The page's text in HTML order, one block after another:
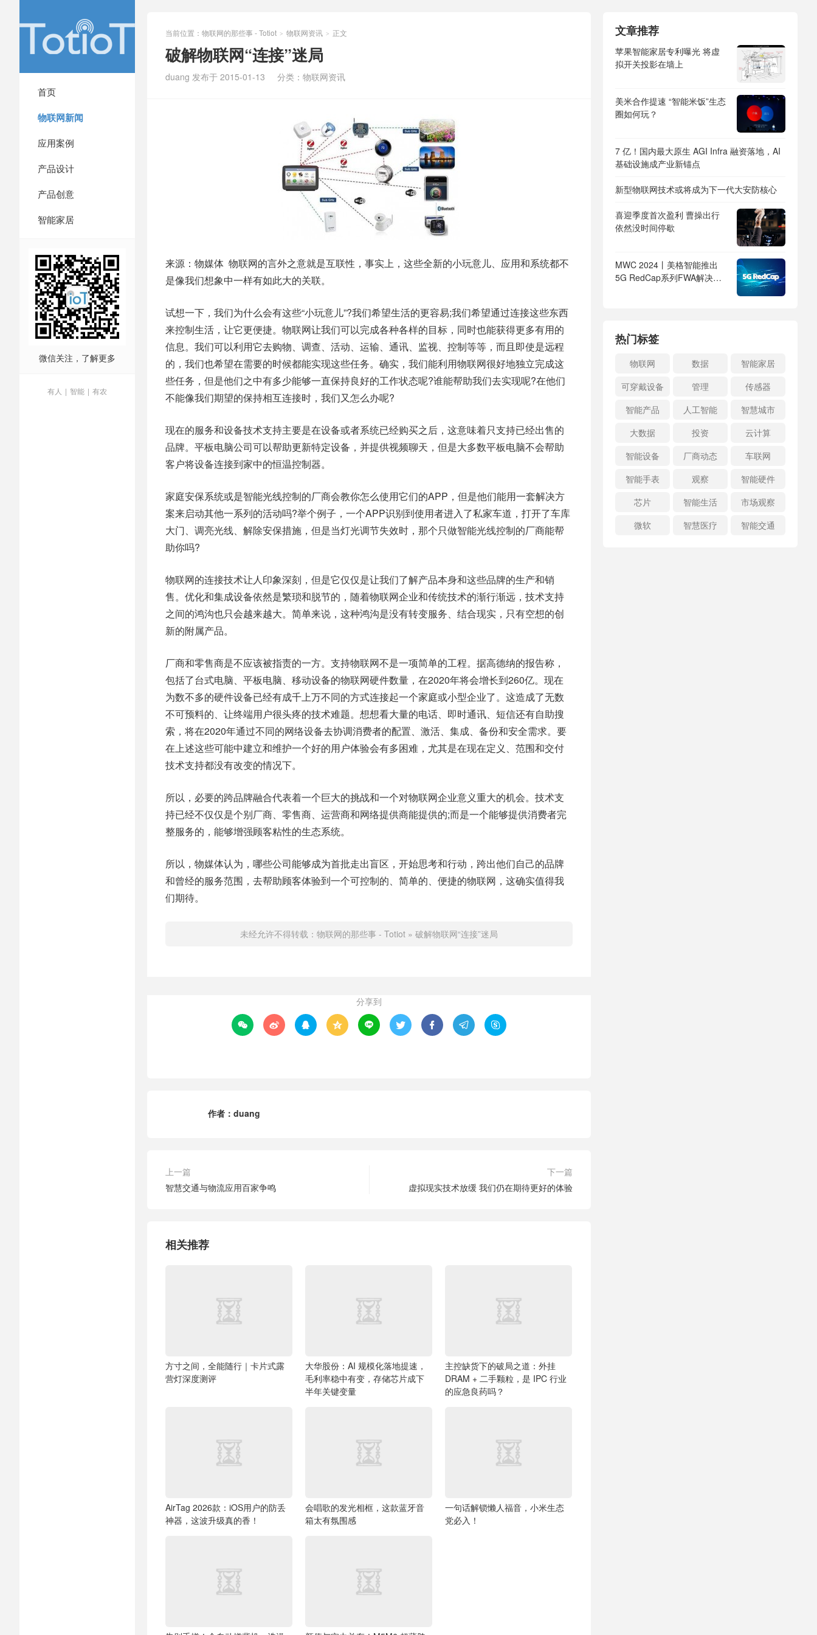
首页
物联网新闻
应用案例
产品设计
产品创意
智能家居
微信关注，了解更多
有人 | 智能 | 有农
当前位置： 物联网的那些事 - Totiot > 物联网资讯 > 正文
破解物联网“连接”迷局
duang 发布于 2015-01-13 分类： 物联网资讯
来源：物媒体 物联网的言外之意就是互联性，事实上，这些全新的小玩意儿、应用和系统都不
是像我们想象中一样有如此大的关联。
试想一下，我们为什么会有这些“小玩意儿”?我们希望生活的更容易;我们希望通过连接这些东西
来控制生活，让它更便捷。物联网让我们可以完成各种各样的目标，同时也能获得更多有用的
信息。我们可以利用它去购物、调查、活动、运输、通讯、监视、控制等等，而且即使是远程
的，我们也希望在需要的时候都能实现这些任务。确实，我们能利用物联网很好地独立完成这
些任务，但是他们之中有多少能够一直保持良好的工作状态呢?谁能帮助我们去实现呢?在他们
不能像我们期望的保持相互连接时，我们又怎么办呢?
现在的服务和设备技术支持主要是在设备或者系统已经购买之后，这意味着只支持已经出售的
品牌。平板电脑公司可以帮助更新特定设备，并提供视频聊天，但是大多数平板电脑不会帮助
客户将设备连接到家中的恒温控制器。
家庭安保系统或是智能光线控制的厂商会教你怎么使用它们的APP，但是他们能用一套解决方
案来启动其他一系列的活动吗?举个例子，一个APP识别到使用者进入了私家车道，打开了车库
大门、调亮光线、解除安保措施，但是当灯光调节失效时，那个只做智能光线控制的厂商能帮
助你吗?
物联网的连接技术让人印象深刻，但是它仅仅是让我们了解产品本身和这些品牌的生产和销
售。优化和集成设备依然是繁琐和脱节的，随着物联网企业和传统技术的渐行渐远，技术支持
之间的鸿沟也只会越来越大。简单来说，这种鸿沟是没有转变服务、结合现实，只有空想的创
新的附属产品。
厂商和零售商是不应该被指责的一方。支持物联网不是一项简单的工程。据高德纳的报告称，
包括了台式电脑、平板电脑、移动设备的物联网硬件数量，在2020年将会增长到260亿。现在
为数不多的硬件设备已经有成千上万不同的方式连接起一个家庭或小型企业了。这造成了无数
不可预料的、让终端用户很头疼的技术难题。想想看大量的电话、即时通讯、短信还有自助搜
索，将在2020年通过不同的网络设备去协调消费者的配置、激活、集成、备份和安全需求。要
在上述这些可能中建立和维护一个好的用户体验会有多困难，尤其是在现在定义、范围和交付
技术支持都没有改变的情况下。
所以，必要的跨品牌融合代表着一个巨大的挑战和一个对物联网企业意义重大的机会。技术支
持已经不仅仅是个别厂商、零售商、运营商和网络提供商能提供的;而是一个能够提供消费者完
整服务的，能够增强顾客粘性的生态系统。
所以，物媒体认为，哪些公司能够成为首批走出盲区，开始思考和行动，跨出他们自己的品牌
和曾经的服务范围，去帮助顾客体验到一个可控制的、简单的、便捷的物联网，这确实值得我
们期待。
未经允许不得转载： 物联网的那些事 - Totiot » 破解物联网“连接”迷局
分享到
        
作者： duang
上一篇
智慧交通与物流应用百家争鸣
下一篇
虚拟现实技术放缓 我们仍在期待更好的体验
相关推荐
方寸之间，全能随行｜卡片式露
营灯深度测评
大华股份：AI 规模化落地提速，
毛利率稳中有变，存储芯片成下
半年关键变量
主控缺货下的破局之道：外挂
DRAM + 二手颗粒，是 IPC 行业
的应急良药吗？
AirTag 2026款：iOS用户的防丢
神器，这波升级真的香！
会唱歌的发光相框，这款蓝牙音
箱太有氛围感
一句话解锁懒人福音，小米生态
党必入！
文章推荐
苹果智能家居专利曝光 将虚
拟开关投影在墙上
美米合作提速 “智能米饭”生态
圈如何玩？
7 亿！国内最大原生 AGI Infra 融资落地，AI
基础设施成产业新锚点
新型物联网技术或将成为下一代大安防核心
喜迎季度首次盈利 曹操出行
依然没时间停歇
MWC 2024丨美格智能推出
5G RedCap系列FWA解决方
热门标签
物联网 数据
智能家居
可穿戴设备
管理
传感器
智能产品
人工智能
智慧城市
大数据
投资
云计算
智能设备
厂商动态
车联网
智能手表
观察
智能硬件
芯片
智能生活
市场观察
微软
智慧医疗 智能交通